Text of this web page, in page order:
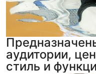
аудитории,
стиль и